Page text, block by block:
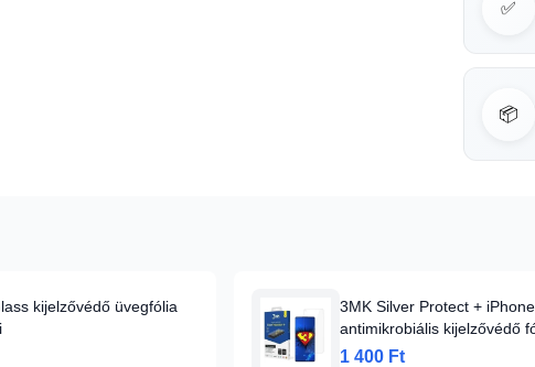
✅
📦
kijelzővédő üvegfólia
3MK Silver Protect +
antimikrobiális kijelzővédő
1 400 Ft